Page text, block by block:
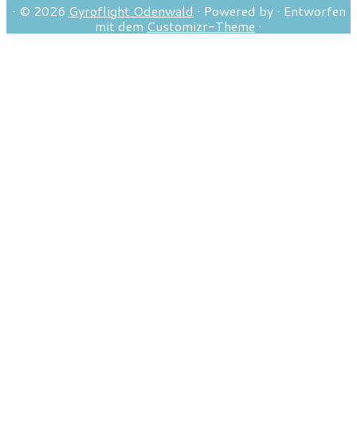
· © 2026 Gyroflight Odenwald · Powered by · Entworfen
mit dem Customizr-Theme ·